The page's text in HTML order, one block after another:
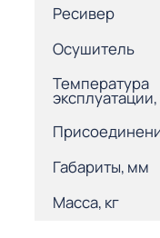
Ресивер
Осушитель
Температура
Габариты, мм
Масса, кг